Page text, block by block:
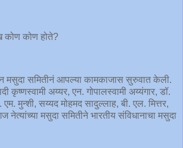
कोण कोण होते?
समितीनं आपल्या कामकाजास सुरुवात केली.
कृष्णस्वामी अय्यर, एन. गोपालस्वामी अय्यंगार, डॉ.
मुन्शी, सय्यद मोहमद सादुल्लाह, बी. एल. मित्तर,
नेत्यांच्या मसुदा समितीने भारतीय संविधानाचा मसुदा